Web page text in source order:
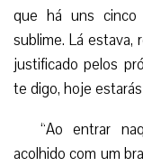
que há uns cinco
sublime. Lá estava,
justificado pelos
te digo, hoje
“Ao entrar
acolhido com um